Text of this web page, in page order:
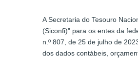
A Secretaria do Tesouro
(Siconfi)" para os entes da
n.º 807, de 25 de julho de
dos dados contábeis,